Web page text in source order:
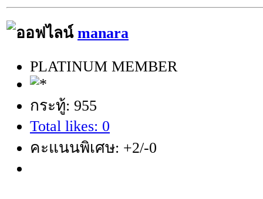
manara
PLATINUM MEMBER
กระทู้: 955
Total likes: 0
คะแนนพิเศษ: +2/-0